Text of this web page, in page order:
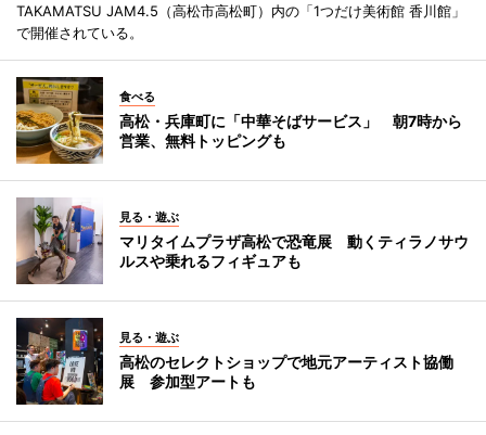
TAKAMATSU JAM4.5（高松市高松町）内の「1つだけ美術館 香川館」
で開催されている。
食べる
高松・兵庫町に「中華そばサービス」 朝7時から
営業、無料トッピングも
見る・遊ぶ
マリタイムプラザ高松で恐竜展 動くティラノサウ
ルスや乗れるフィギュアも
見る・遊ぶ
高松のセレクトショップで地元アーティスト協働
展 参加型アートも